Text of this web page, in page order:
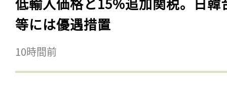
等には優遇措置
10時間前